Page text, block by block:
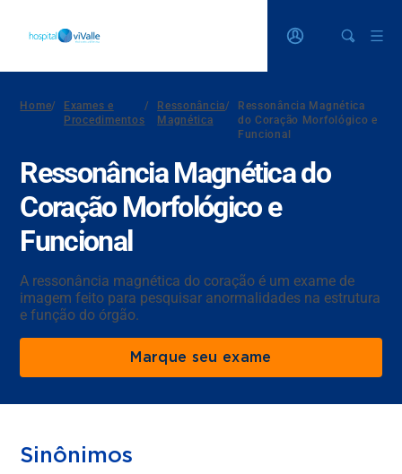
Home/
Exames e
Procedimentos
/
Ressonância
Magnética
/
Ressonância Magnética
do Coração Morfológico e
Funcional
Ressonância Magnética do
Coração Morfológico e
Funcional
A ressonância magnética do coração é um exame de
imagem feito para pesquisar anormalidades na estrutura
e função do órgão.
Marque seu exame
Sinônimos